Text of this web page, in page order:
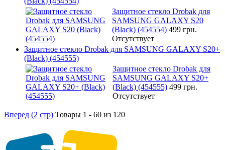
Защитное стекло Drobak для
SAMSUNG GALAXY S20
(Black) (454554) 499 грн.
Отсутствует
Защитное стекло Drobak для SAMSUNG GALAXY S20+
(Black) (454555)
Защитное стекло Drobak для
SAMSUNG GALAXY S20+
(Black) (454555) 499 грн.
Отсутствует
Вперед (2 стр) Товары 1 - 60 из 120